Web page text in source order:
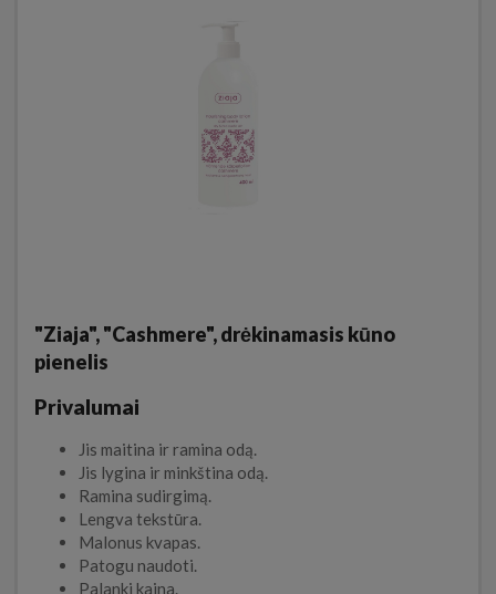
"Ziaja", "Cashmere", drėkinamasis kūno
pienelis
Privalumai
Jis maitina ir ramina odą.
Jis lygina ir minkština odą.
Ramina sudirgimą.
Lengva tekstūra.
Malonus kvapas.
Patogu naudoti.
Palanki kaina.